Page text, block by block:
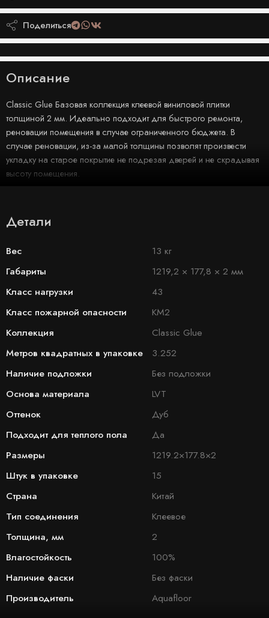
Поделиться
Описание
Classic Glue Базовая коллекция клеевой виниловой плитки
толщиной 2 мм. Идеально подходит для быстрого ремонта,
реновации помещения в случае ограниченного бюджета. В
случае реновации, из-за малой толщины позволят произвести
укладку на старое покрытие не подрезая дверей и не скрадывая
высоту помещения.
Детали
Вес
13 кг
Габариты
1219,2 × 177,8 × 2 мм
Класс нагрузки
43
Класс пожарной опасности
КМ2
Коллекция
Classic Glue
Метров квадратных в упаковке
3.252
Наличие подложки
Без подложки
Основа материала
LVT
Оттенок
Дуб
Подходит для теплого пола
Да
Размеры
1219.2×177.8×2
Штук в упаковке
15
Страна
Китай
Тип соединения
Клеевое
Толщина, мм
2
Влагостойкость
100%
Наличие фаски
Без фаски
Производитель
Aquafloor